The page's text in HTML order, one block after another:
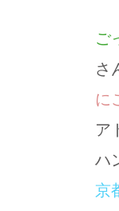
ご
さ
に
ア
ハ
京